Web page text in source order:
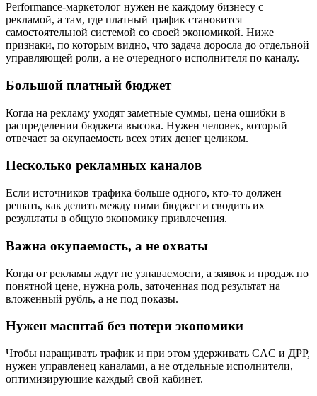
Performance-маркетолог нужен не каждому бизнесу с
рекламой, а там, где платный трафик становится
самостоятельной системой со своей экономикой. Ниже
признаки, по которым видно, что задача доросла до отдельной
управляющей роли, а не очередного исполнителя по каналу.
Большой платный бюджет
Когда на рекламу уходят заметные суммы, цена ошибки в
распределении бюджета высока. Нужен человек, который
отвечает за окупаемость всех этих денег целиком.
Несколько рекламных каналов
Если источников трафика больше одного, кто-то должен
решать, как делить между ними бюджет и сводить их
результаты в общую экономику привлечения.
Важна окупаемость, а не охваты
Когда от рекламы ждут не узнаваемости, а заявок и продаж по
понятной цене, нужна роль, заточенная под результат на
вложенный рубль, а не под показы.
Нужен масштаб без потери экономики
Чтобы наращивать трафик и при этом удерживать CAC и ДРР,
нужен управленец каналами, а не отдельные исполнители,
оптимизирующие каждый свой кабинет.